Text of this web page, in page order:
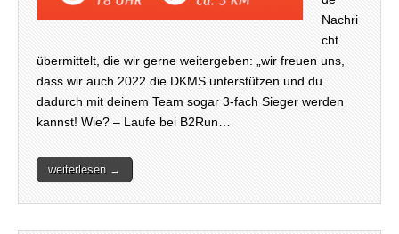
Nachri
cht
übermittelt, die wir gerne weitergeben: „wir freuen uns,
dass wir auch 2022 die DKMS unterstützen und du
dadurch mit deinem Team sogar 3-fach Sieger werden
kannst! Wie? – Laufe bei B2Run…
weiterlesen →